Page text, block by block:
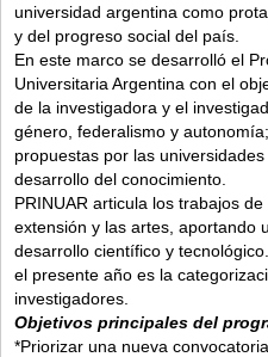
universidad argentina como
y del progreso social del país.
En este marco se desarrolló el
Universitaria Argentina con el
de la investigadora y el
género, federalismo y
propuestas por las
desarrollo del conocimiento.
PRINUAR articula los trabajos
extensión y las artes, aportando
desarrollo científico y
el presente año es la
investigadores.
Objetivos principales del
*Priorizar una nueva